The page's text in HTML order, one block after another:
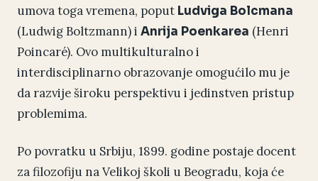
umova toga vremena, poput Ludviga Bolcmana
(Ludwig Boltzmann) i Anrija Poenkarea (Henri
Poincaré). Ovo multikulturalno i
interdisciplinarno obrazovanje omogućilo mu je
da razvije široku perspektivu i jedinstven pristup
problemima.
Po povratku u Srbiju, 1899. godine postaje docent
za filozofiju na Velikoj školi u Beogradu, koja će